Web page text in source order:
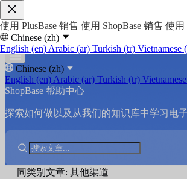
使用 PlusBase 销售 使用 ShopBase 销售 使用
Chinese (zh)
English (en) Arabic (ar) Turkish (tr) Vietnamese
Chinese (zh)
English (en) Arabic (ar) Turkish (tr)
ShopBase 帮助中心
探索如何做以及从我们的知识库中学习电
同类别文章: 其他渠道